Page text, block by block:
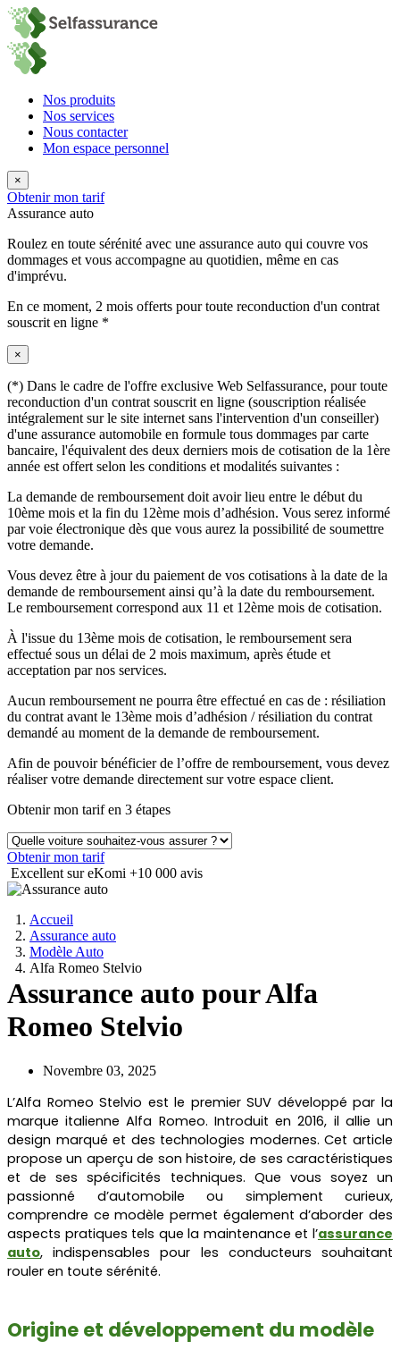
Nos produits
Nos services
Nous contacter
Mon espace personnel
×
Obtenir mon tarif
Assurance auto
Roulez en toute sérénité avec une assurance auto qui couvre vos
dommages et vous accompagne au quotidien, même en cas
d'imprévu.
En ce moment, 2 mois offerts pour toute reconduction d'un contrat
souscrit en ligne *
×
(*) Dans le cadre de l'offre exclusive Web Selfassurance, pour toute
reconduction d'un contrat souscrit en ligne (souscription réalisée
intégralement sur le site internet sans l'intervention d'un conseiller)
d'une assurance automobile en formule tous dommages par carte
bancaire, l'équivalent des deux derniers mois de cotisation de la 1ère
année est offert selon les conditions et modalités suivantes :
La demande de remboursement doit avoir lieu entre le début du
10ème mois et la fin du 12ème mois d’adhésion. Vous serez informé
par voie électronique dès que vous aurez la possibilité de soumettre
votre demande.
Vous devez être à jour du paiement de vos cotisations à la date de la
demande de remboursement ainsi qu’à la date du remboursement.
Le remboursement correspond aux 11 et 12ème mois de cotisation.
À l'issue du 13ème mois de cotisation, le remboursement sera
effectué sous un délai de 2 mois maximum, après étude et
acceptation par nos services.
Aucun remboursement ne pourra être effectué en cas de : résiliation
du contrat avant le 13ème mois d’adhésion / résiliation du contrat
demandé au moment de la demande de remboursement.
Afin de pouvoir bénéficier de l’offre de remboursement, vous devez
réaliser votre demande directement sur votre espace client.
Obtenir mon tarif en 3 étapes
Obtenir mon tarif
Excellent sur eKomi +10 000 avis
Accueil
Assurance auto
Modèle Auto
Alfa Romeo Stelvio
Assurance auto pour Alfa
Romeo Stelvio
Novembre 03, 2025
L’Alfa Romeo Stelvio est le premier SUV développé par la
marque italienne Alfa Romeo. Introduit en 2016, il allie un
design marqué et des technologies modernes. Cet article
propose un aperçu de son histoire, de ses caractéristiques
et de ses spécificités techniques. Que vous soyez un
passionné d’automobile ou simplement curieux,
comprendre ce modèle permet également d’aborder des
aspects pratiques tels que la maintenance et l’assurance
auto, indispensables pour les conducteurs souhaitant
rouler en toute sérénité.
Origine et développement du modèle